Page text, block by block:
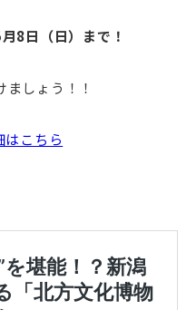
8日（日）まで！
しょう！！
こちら